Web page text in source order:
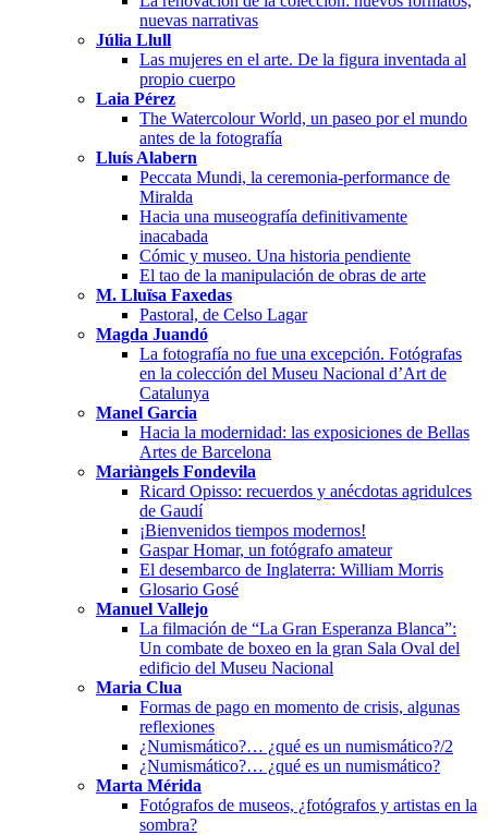
nuevas narrativas
Júlia Llull
Las mujeres en el arte. De la figura inventada al
propio cuerpo
Laia Pérez
The Watercolour World, un paseo por el mundo
antes de la fotografía
Lluís Alabern
Peccata Mundi, la ceremonia-performance de
Miralda
Hacia una museografía definitivamente
inacabada
Cómic y museo. Una historia pendiente
El tao de la manipulación de obras de arte
M. Lluïsa Faxedas
Pastoral, de Celso Lagar
Magda Juandó
La fotografía no fue una excepción. Fotógrafas
en la colección del Museu Nacional d’Art de
Catalunya
Manel Garcia
Hacia la modernidad: las exposiciones de Bellas
Artes de Barcelona
Mariàngels Fondevila
Ricard Opisso: recuerdos y anécdotas agridulces
de Gaudí
¡Bienvenidos tiempos modernos!
Gaspar Homar, un fotógrafo amateur
El desembarco de Inglaterra: William Morris
Glosario Gosé
Manuel Vallejo
La filmación de “La Gran Esperanza Blanca”:
Un combate de boxeo en la gran Sala Oval del
edificio del Museu Nacional
Maria Clua
Formas de pago en momento de crisis, algunas
reflexiones
¿Numismático?… ¿qué es un numismático?/2
¿Numismático?… ¿qué es un numismático?
Marta Mérida
Fotógrafos de museos, ¿fotógrafos y artistas en la
sombra?